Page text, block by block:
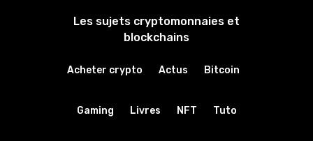
Les sujets cryptomonnaies et
blockchains
Acheter crypto Actus Bitcoin
Gaming Livres NFT Tuto